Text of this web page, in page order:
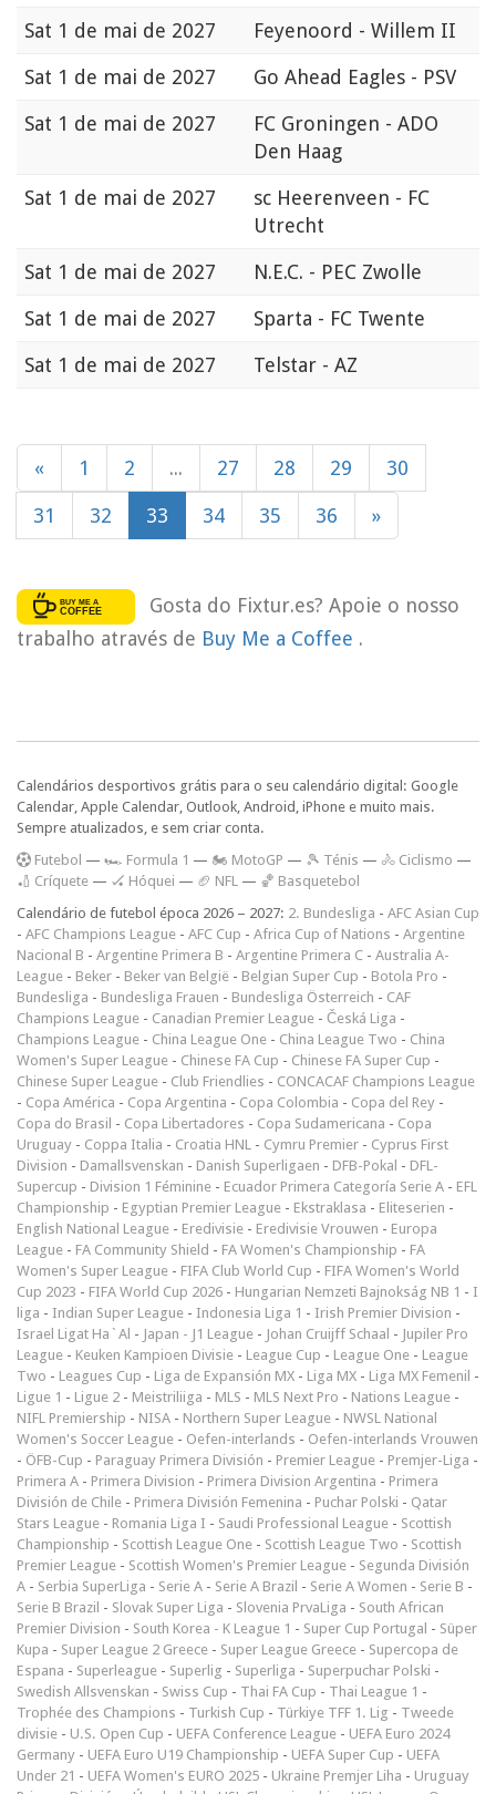
Sat 1 de mai de 2027
Feyenoord - Willem II
Sat 1 de mai de 2027
Go Ahead Eagles - PSV
Sat 1 de mai de 2027
FC Groningen - ADO
Den Haag
Sat 1 de mai de 2027
sc Heerenveen - FC
Utrecht
Sat 1 de mai de 2027
N.E.C. - PEC Zwolle
Sat 1 de mai de 2027
Sparta - FC Twente
Sat 1 de mai de 2027 Telstar - AZ
« 1 2 ... 27 28 29 30
31 32 33 34 35 36 »
Gosta do Fixtur.es? Apoie o nosso
trabalho através de Buy Me a Coffee .
Calendários desportivos grátis para o seu calendário digital: Google
Calendar, Apple Calendar, Outlook, Android, iPhone e muito mais.
Sempre atualizados, e sem criar conta.
Futebol — 🏎️ Formula 1 — 🏍 MotoGP — 🎾 Ténis — 🚴 Ciclismo —
🏏 Críquete — 🏑 Hóquei — 🏈 NFL — 🏀 Basquetebol
Calendário de futebol época 2026 – 2027: 2. Bundesliga - AFC Asian Cup
- AFC Champions League - AFC Cup - Africa Cup of Nations - Argentine
Nacional B - Argentine Primera B - Argentine Primera C - Australia A-
League - Beker - Beker van België - Belgian Super Cup - Botola Pro -
Bundesliga - Bundesliga Frauen - Bundesliga Österreich - CAF
Champions League - Canadian Premier League - Česká Liga -
Champions League - China League One - China League Two - China
Women's Super League - Chinese FA Cup - Chinese FA Super Cup -
Chinese Super League - Club Friendlies - CONCACAF Champions League
- Copa América - Copa Argentina - Copa Colombia - Copa del Rey -
Copa do Brasil - Copa Libertadores - Copa Sudamericana - Copa
Uruguay - Coppa Italia - Croatia HNL - Cymru Premier - Cyprus First
Division - Damallsvenskan - Danish Superligaen - DFB-Pokal - DFL-
Supercup - Division 1 Féminine - Ecuador Primera Categoría Serie A - EFL
Championship - Egyptian Premier League - Ekstraklasa - Eliteserien -
English National League - Eredivisie - Eredivisie Vrouwen - Europa
League - FA Community Shield - FA Women's Championship - FA
Women's Super League - FIFA Club World Cup - FIFA Women's World
Cup 2023 - FIFA World Cup 2026 - Hungarian Nemzeti Bajnokság NB 1 - I
liga - Indian Super League - Indonesia Liga 1 - Irish Premier Division -
Israel Ligat Ha`Al - Japan - J1 League - Johan Cruijff Schaal - Jupiler Pro
League - Keuken Kampioen Divisie - League Cup - League One - League
Two - Leagues Cup - Liga de Expansión MX - Liga MX - Liga MX Femenil -
Ligue 1 - Ligue 2 - Meistriliiga - MLS - MLS Next Pro - Nations League -
NIFL Premiership - NISA - Northern Super League - NWSL National
Women's Soccer League - Oefen-interlands - Oefen-interlands Vrouwen
- ÖFB-Cup - Paraguay Primera División - Premier League - Premjer-Liga -
Primera A - Primera Division - Primera Division Argentina - Primera
División de Chile - Primera División Femenina - Puchar Polski - Qatar
Stars League - Romania Liga I - Saudi Professional League - Scottish
Championship - Scottish League One - Scottish League Two - Scottish
Premier League - Scottish Women's Premier League - Segunda División
A - Serbia SuperLiga - Serie A - Serie A Brazil - Serie A Women - Serie B -
Serie B Brazil - Slovak Super Liga - Slovenia PrvaLiga - South African
Premier Division - South Korea - K League 1 - Super Cup Portugal - Süper
Kupa - Super League 2 Greece - Super League Greece - Supercopa de
Espana - Superleague - Superlig - Superliga - Superpuchar Polski -
Swedish Allsvenskan - Swiss Cup - Thai FA Cup - Thai League 1 -
Trophée des Champions - Turkish Cup - Türkiye TFF 1. Lig - Tweede
divisie - U.S. Open Cup - UEFA Conference League - UEFA Euro 2024
Germany - UEFA Euro U19 Championship - UEFA Super Cup - UEFA
Under 21 - UEFA Women's EURO 2025 - Ukraine Premjer Liha - Uruguay